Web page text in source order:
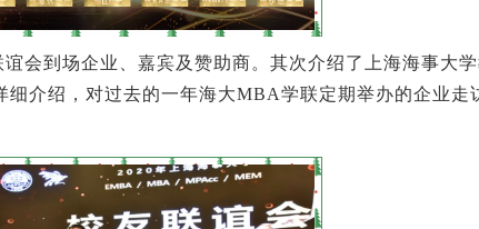
到场企业、嘉宾及赞助商。其次介绍了上海海事大
介绍，对过去的一年海大MBA学联定期举办的企业走